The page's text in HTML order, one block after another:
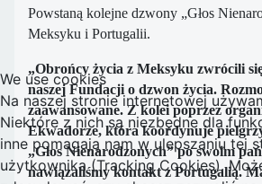
Powstaną kolejne dzwony „Głos
Meksyku i Portugalii.
„Obrońcy życia z Meksyku zwrócili
naszej Fundacji o dzwon życia.
zaawansowane. Z kolei poprzez
Ekwadorze, która koordynuje
„Głos Nienarodzonych” po swoim
nawiązaliśmy kontakt z Portugalią.
We use cookies
Na naszej stronie internetowej
Niektóre z nich są niezbędne dla
inne pomagają nam w ulepszaniu tej
użytkownika (Tracking Cookies).